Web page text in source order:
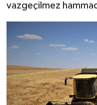
vazgeçilmez